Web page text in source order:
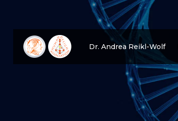
Dr. Andrea Reikl-Wolf